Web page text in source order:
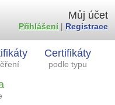
Certifikáty
podle typu
Můj účet
Přihlášení| Registrace